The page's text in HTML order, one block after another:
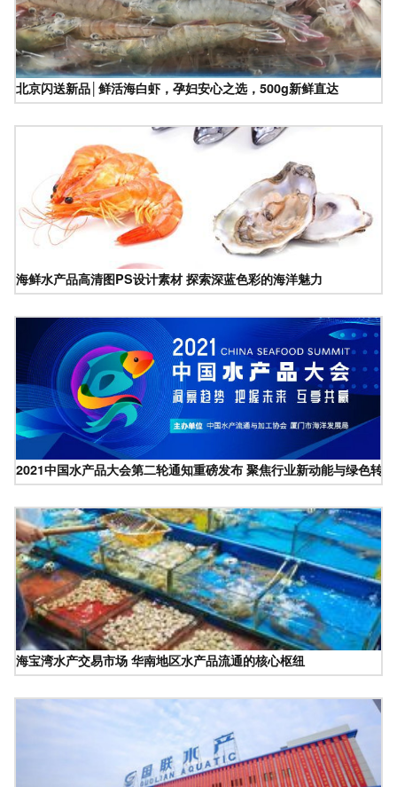
北京闪送新品│鲜活海白虾，孕妇安心之选，500g新鲜直达
海鲜水产品高清图PS设计素材 探索深蓝色彩的海洋魅力
2021中国水产品大会第二轮通知重磅发布 聚焦行业新动能与绿色转型
海宝湾水产交易市场 华南地区水产品流通的核心枢纽